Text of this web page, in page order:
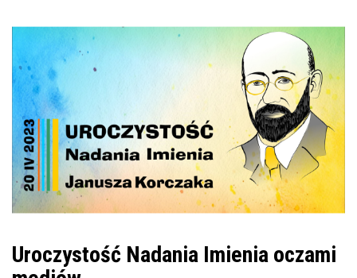
Uroczystość Nadania Imienia oczami